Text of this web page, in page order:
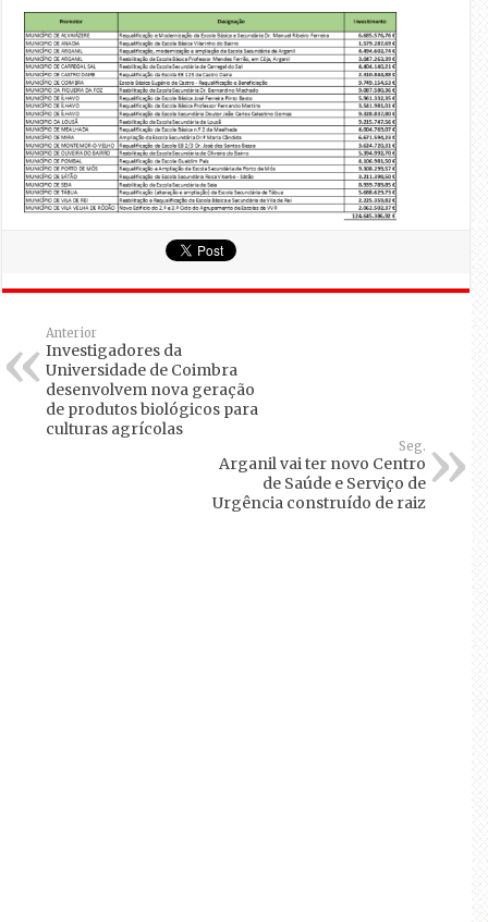
Anterior
Investigadores da
Universidade de Coimbra
desenvolvem nova geração
de produtos biológicos para
culturas agrícolas
Seg.
Arganil vai ter novo Centro
de Saúde e Serviço de
Urgência construído de raiz